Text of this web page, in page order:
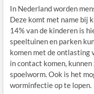
In Nederland worden
Deze komt met name bij
14% van de kinderen is
speeltuinen en parken
komen met de ontlasting
in contact komen,
spoelworm. Ook is het
worminfectie op te lopen.